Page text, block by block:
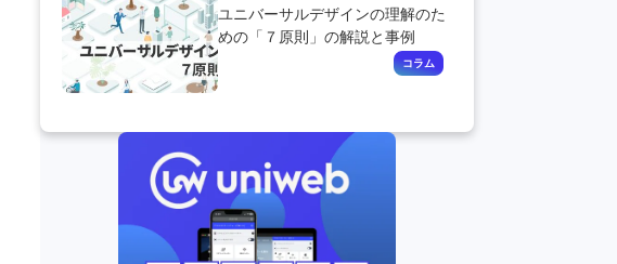
ユニバーサルデザインの理解のた
めの「７原則」の解説と事例